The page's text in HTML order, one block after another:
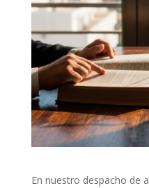
En nuestro despacho de